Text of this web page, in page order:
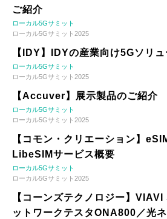
ご紹介
ローカル5Gサミット
ローカル5Gサミット2025
【IDY】IDYの産業向け5Gソリ
ローカル5Gサミット
ローカル5Gサミット2025
【Accuver】展示製品のご紹介
ローカル5Gサミット
ローカル5Gサミット2025
【コモン・クリエーション】
LibeSIMサービス概要
ローカル5Gサミット
ローカル5Gサミット2025
【コーンズテクノロジー】
ットワークテスタONA800／光